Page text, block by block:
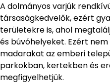
A dolmányos varjúk
társaságkedvelők, ezért
területekre is, ahol
és búvóhelyeket. Ezért
madarakat az emberi
parkokban, kertekben és
megfigyelhetjük.